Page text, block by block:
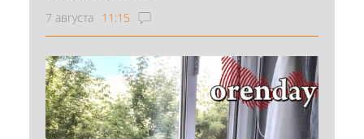
7 августа 11:15